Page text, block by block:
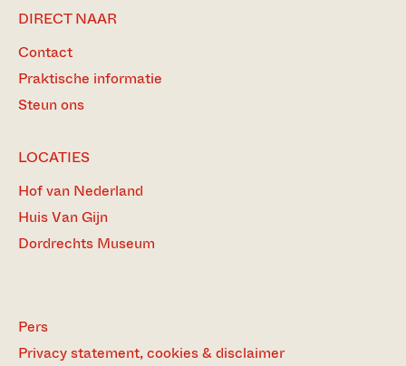
DIRECT NAAR
Contact
Praktische informatie
Steun ons
LOCATIES
Hof van Nederland
Huis Van Gijn
Dordrechts Museum
Pers
Privacy statement, cookies & disclaimer